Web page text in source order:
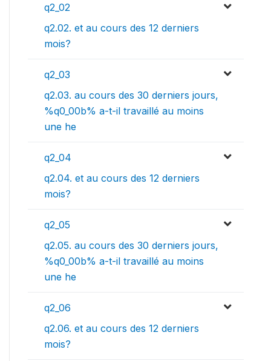
q2_02
q2.02. et au cours des 12 derniers
mois?
q2_03
q2.03. au cours des 30 derniers jours,
%q0_00b% a-t-il travaillé au moins
une he
q2_04
q2.04. et au cours des 12 derniers
mois?
q2_05
q2.05. au cours des 30 derniers jours,
%q0_00b% a-t-il travaillé au moins
une he
q2_06
q2.06. et au cours des 12 derniers
mois?